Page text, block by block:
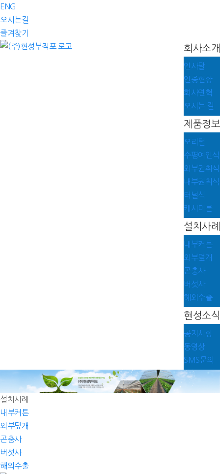
ENG
오시는길
즐겨찾기
회사소개
인사말
인증현황
회사연혁
오시는 길
제품정보
오리털
수평예인식
외부권취식
내부권취식
터널식
캐시미론
설치사례
내부커튼
외부덮개
곤충사
버섯사
해외수출
현성소식
공지사항
동영상
SMS문의
설치사례
내부커튼
외부덮개
곤충사
버섯사
해외수출